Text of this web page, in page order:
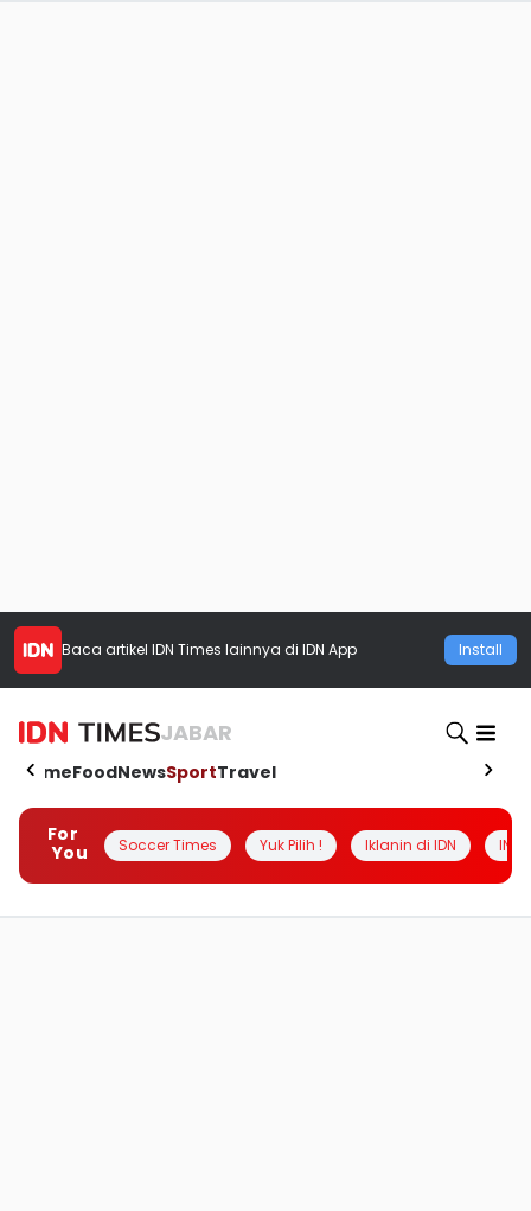
Baca artikel IDN Times lainnya di IDN App Install
JABAR
HomeFoodNewsSportTravel
For
You
Soccer Times Yuk Pilih ! Iklanin di IDN